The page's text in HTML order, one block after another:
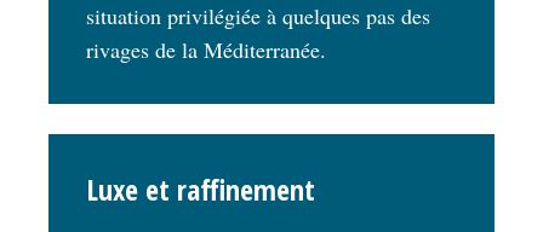
situation privilégiée à quelques pas des
rivages de la Méditerranée.
Luxe et raffinement